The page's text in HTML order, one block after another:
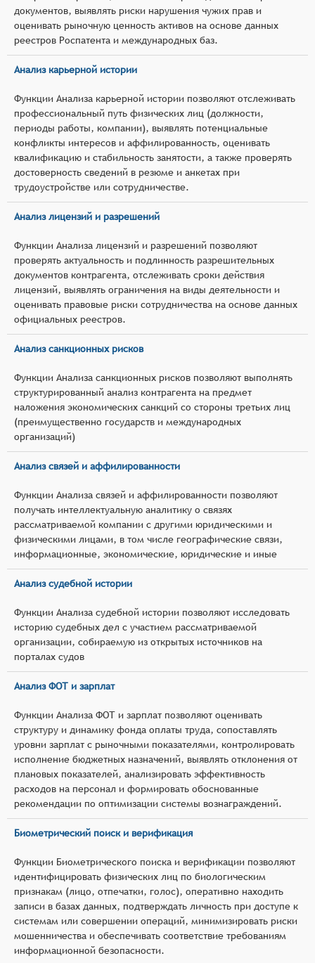
документов, выявлять риски нарушения чужих прав и
оценивать рыночную ценность активов на основе данных
реестров Роспатента и международных баз.
Анализ карьерной истории
Функции Анализа карьерной истории позволяют отслеживать
профессиональный путь физических лиц (должности,
периоды работы, компании), выявлять потенциальные
конфликты интересов и аффилированность, оценивать
квалификацию и стабильность занятости, а также проверять
достоверность сведений в резюме и анкетах при
трудоустройстве или сотрудничестве.
Анализ лицензий и разрешений
Функции Анализа лицензий и разрешений позволяют
проверять актуальность и подлинность разрешительных
документов контрагента, отслеживать сроки действия
лицензий, выявлять ограничения на виды деятельности и
оценивать правовые риски сотрудничества на основе данных
официальных реестров.
Анализ санкционных рисков
Функции Анализа санкционных рисков позволяют выполнять
структурированный анализ контрагента на предмет
наложения экономических санкций со стороны третьих лиц
(преимущественно государств и международных
организаций)
Анализ связей и аффилированности
Функции Анализа связей и аффилированности позволяют
получать интеллектуальную аналитику о связях
рассматриваемой компании с другими юридическими и
физическими лицами, в том числе географические связи,
информационные, экономические, юридические и иные
Анализ судебной истории
Функции Анализа судебной истории позволяют исследовать
историю судебных дел с участием рассматриваемой
организации, собираемую из открытых источников на
порталах судов
Анализ ФОТ и зарплат
Функции Анализа ФОТ и зарплат позволяют оценивать
структуру и динамику фонда оплаты труда, сопоставлять
уровни зарплат с рыночными показателями, контролировать
исполнение бюджетных назначений, выявлять отклонения от
плановых показателей, анализировать эффективность
расходов на персонал и формировать обоснованные
рекомендации по оптимизации системы вознаграждений.
Биометрический поиск и верификация
Функции Биометрического поиска и верификации позволяют
идентифицировать физических лиц по биологическим
признакам (лицо, отпечатки, голос), оперативно находить
записи в базах данных, подтверждать личность при доступе к
системам или совершении операций, минимизировать риски
мошенничества и обеспечивать соответствие требованиям
информационной безопасности.